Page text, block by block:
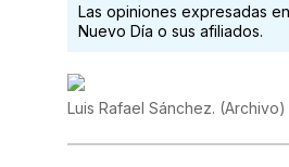
Las opiniones expresadas
Nuevo Día o sus afiliados.
Luis Rafael Sánchez. (Archivo)